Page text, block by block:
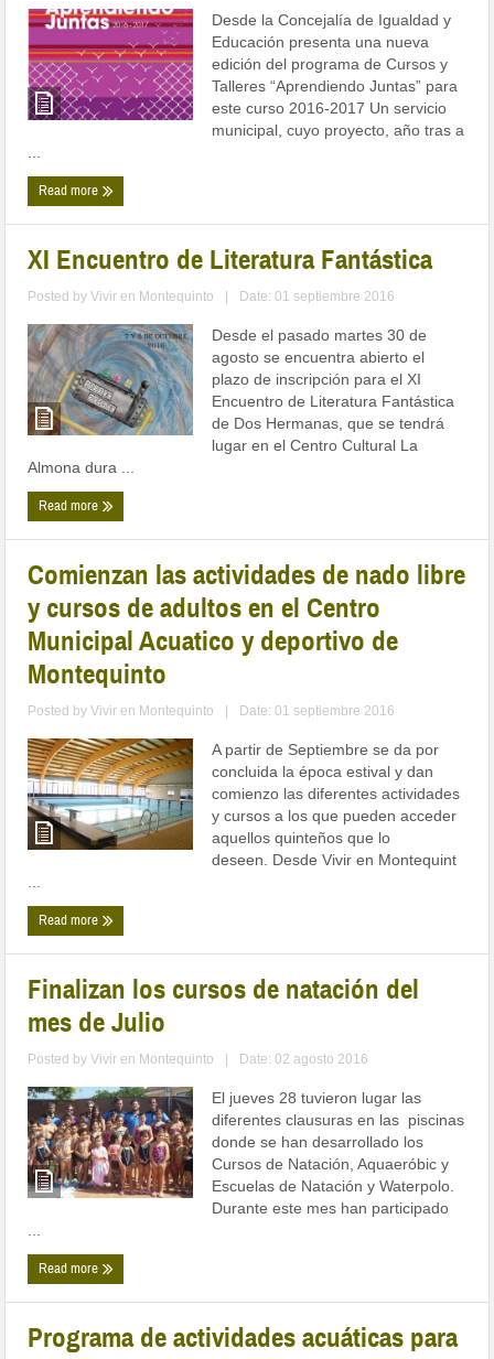
Desde la Concejalía de Igualdad y
Educación presenta una nueva
edición del programa de Cursos y
Talleres “Aprendiendo Juntas” para
este curso 2016-2017 Un servicio
municipal, cuyo proyecto, año tras a
...
Read more
XI Encuentro de Literatura Fantástica
Posted byVivir en Montequinto Date: 01 septiembre 2016
Desde el pasado martes 30 de
agosto se encuentra abierto el
plazo de inscripción para el XI
Encuentro de Literatura Fantástica
de Dos Hermanas, que se tendrá
lugar en el Centro Cultural La
Almona dura ...
Read more
Comienzan las actividades de nado libre
y cursos de adultos en el Centro
Municipal Acuatico y deportivo de
Montequinto
Posted byVivir en Montequinto Date: 01 septiembre 2016
A partir de Septiembre se da por
concluida la época estival y dan
comienzo las diferentes actividades
y cursos a los que pueden acceder
aquellos quinteños que lo
deseen. Desde Vivir en Montequint
...
Read more
Finalizan los cursos de natación del
mes de Julio
Posted byVivir en Montequinto Date: 02 agosto 2016
El jueves 28 tuvieron lugar las
diferentes clausuras en las piscinas
donde se han desarrollado los
Cursos de Natación, Aquaeróbic y
Escuelas de Natación y Waterpolo.
Durante este mes han participado
...
Read more
Programa de actividades acuáticas para